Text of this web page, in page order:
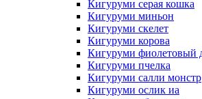
Кигуруми серая кошка
Кигуруми миньон
Кигуруми скелет
Кигуруми корова
Кигуруми фиолетовый
Кигуруми пчелка
Кигуруми салли монстр
Кигуруми ослик иа